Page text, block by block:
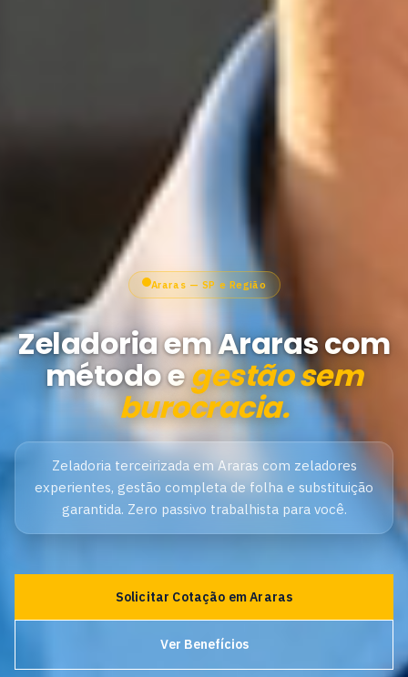
Araras — SP e Região
Zeladoria em Araras com
método egestão sem
burocracia.
Zeladoria terceirizada em Araras com zeladores
experientes, gestão completa de folha e substituição
garantida. Zero passivo trabalhista para você.
Solicitar Cotação em Araras
Ver Benefícios